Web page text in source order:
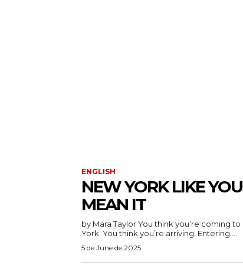
ENGLISH
NEW YORK LIKE YOU
MEAN IT
by Mara Taylor You think you’re coming to New
York. You think you’re arriving. Entering....
5 de June de 2025